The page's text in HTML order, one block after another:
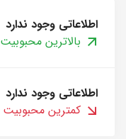
اطلاعاتی وجود ندارد
بالاترین محبوبیت
اطلاعاتی وجود ندارد
کمترین محبوبیت